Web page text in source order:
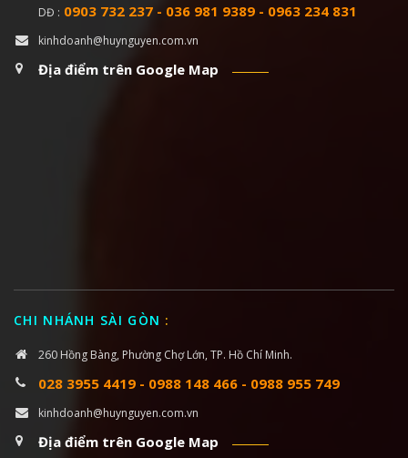
DĐ : 0903 732 237 - 036 981 9389 - 0963 234 831
kinhdoanh@huynguyen.com.vn
Địa điểm trên Google Map
CHI NHÁNH SÀI GÒN :
260 Hồng Bàng, Phường Chợ Lớn, TP. Hồ Chí Minh.
028 3955 4419 - 0988 148 466 - 0988 955 749
kinhdoanh@huynguyen.com.vn
Địa điểm trên Google Map